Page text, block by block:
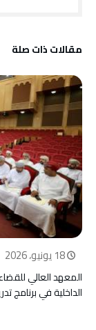
‫مقالات ذات صلة‬
18 يونيو، 2026
المعهد العالي
الداخلية في برنامج تدريبي